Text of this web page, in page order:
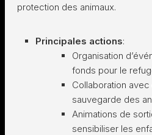
protection des animaux.
Principales actions:
Organisation
fonds pour le
Collaboration
sauvegarde des
Animations de
sensibiliser les